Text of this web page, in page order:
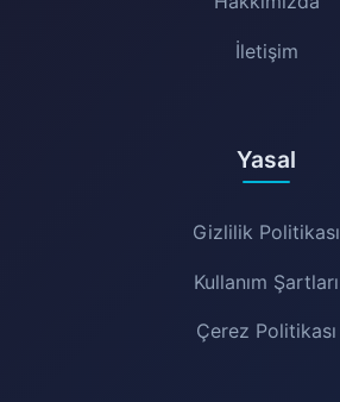
İletişim
Yasal
Gizlilik Politikası
Kullanım Şartları
Çerez Politikası